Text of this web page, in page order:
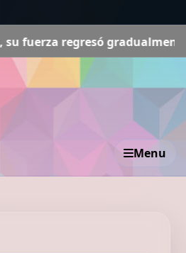
gradualmente" El
Menu